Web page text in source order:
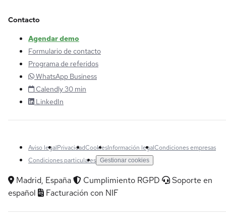
Contacto
Agendar demo
Formulario de contacto
Programa de referidos
WhatsApp Business
Calendly 30 min
LinkedIn
Aviso legalPrivacidadCookiesInformación legalCondiciones empresas
Condiciones particulares Gestionar cookies
Madrid, España Cumplimiento RGPD
Soporte en
español
Facturación con NIF